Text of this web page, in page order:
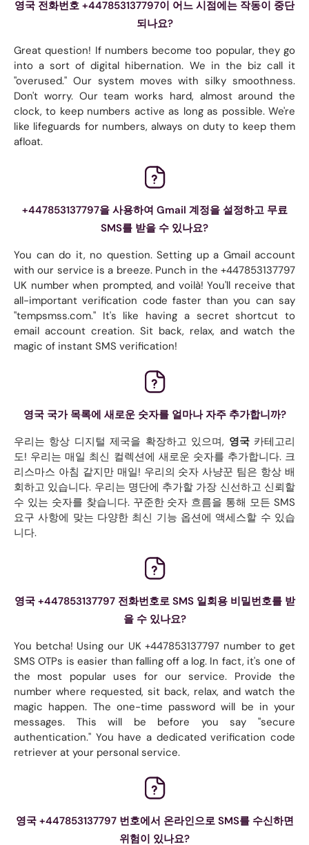
영국 전화번호 +447853137797이 어느 시점에는 작동이 중단
되나요?
Great question! If numbers become too popular, they go
into a sort of digital hibernation. We in the biz call it
"overused." Our system moves with silky smoothness.
Don't worry. Our team works hard, almost around the
clock, to keep numbers active as long as possible. We're
like lifeguards for numbers, always on duty to keep them
afloat.
+447853137797을 사용하여 Gmail 계정을 설정하고 무료
SMS를 받을 수 있나요?
You can do it, no question. Setting up a Gmail account
with our service is a breeze. Punch in the +447853137797
UK number when prompted, and voilà! You'll receive that
all-important verification code faster than you can say
"tempsmss.com." It's like having a secret shortcut to
email account creation. Sit back, relax, and watch the
magic of instant SMS verification!
영국 국가 목록에 새로운 숫자를 얼마나 자주 추가합니까?
우리는 항상 디지털 제국을 확장하고 있으며, 영국카테고리
도! 우리는 매일 최신 컬렉션에 새로운 숫자를 추가합니다. 크
리스마스 아침 같지만 매일! 우리의 숫자 사냥꾼 팀은 항상 배
회하고 있습니다. 우리는 명단에 추가할 가장 신선하고 신뢰할
수 있는 숫자를 찾습니다. 꾸준한 숫자 흐름을 통해 모든 SMS
요구 사항에 맞는 다양한 최신 기능 옵션에 액세스할 수 있습
니다.
영국 +447853137797 전화번호로 SMS 일회용 비밀번호를 받
을 수 있나요?
You betcha! Using our UK +447853137797 number to get
SMS OTPs is easier than falling off a log. In fact, it's one of
the most popular uses for our service. Provide the
number where requested, sit back, relax, and watch the
magic happen. The one-time password will be in your
messages. This will be before you say "secure
authentication." You have a dedicated verification code
retriever at your personal service.
영국 +447853137797 번호에서 온라인으로 SMS를 수신하면
위험이 있나요?